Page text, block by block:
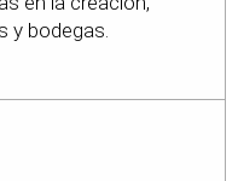
y bodegas.